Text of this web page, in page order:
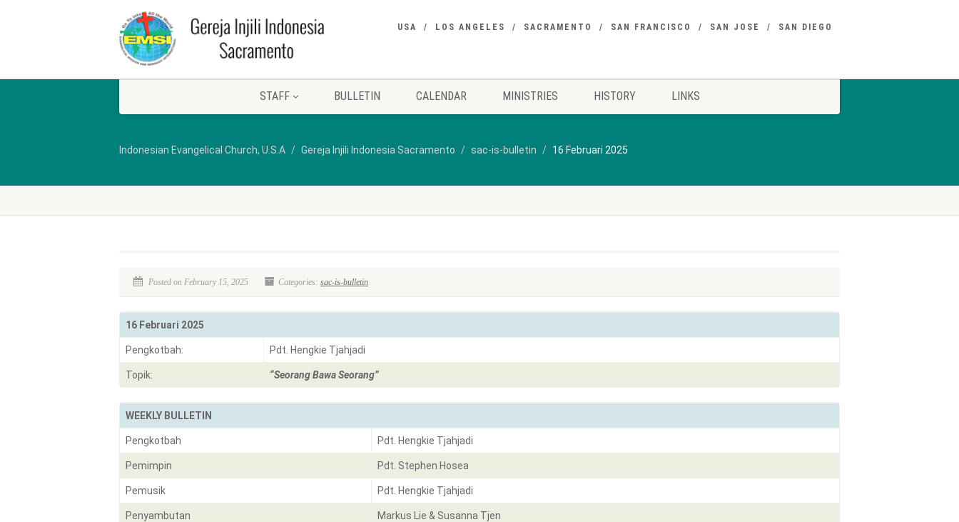
USA LOS ANGELES SACRAMENTO SAN FRANCISCO SAN JOSE SAN DIEGO
STAFF BULLETIN CALENDAR MINISTRIES HISTORY LINKS
Indonesian Evangelical Church, U.S.A Gereja Injili Indonesia Sacramento sac-is-bulletin 16 Februari 2025
Posted on February 15, 2025 Categories: sac-is-bulletin
16 Februari 2025
Pengkotbah: Pdt. Hengkie Tjahjadi
Topik: “Seorang Bawa Seorang”
WEEKLY BULLETIN
Pengkotbah Pdt. Hengkie Tjahjadi
Pemimpin Pdt. Stephen Hosea
Pemusik Pdt. Hengkie Tjahjadi
Penyambutan Markus Lie & Susanna Tjen